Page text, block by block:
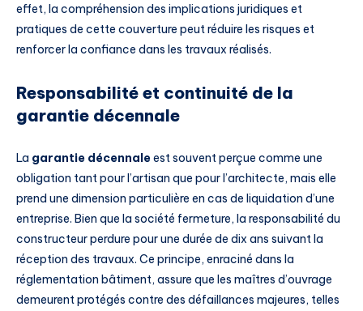
effet, la compréhension des implications juridiques et
pratiques de cette couverture peut réduire les risques et
renforcer la confiance dans les travaux réalisés.
Responsabilité et continuité de la
garantie décennale
La garantie décennaleest souvent perçue comme une
obligation tant pour l’artisan que pour l’architecte, mais elle
prend une dimension particulière en cas de liquidation d’une
entreprise. Bien que la société fermeture, la responsabilité du
constructeur perdure pour une durée de dix ans suivant la
réception des travaux. Ce principe, enraciné dans la
réglementation bâtiment, assure que les maîtres d’ouvrage
demeurent protégés contre des défaillances majeures, telles